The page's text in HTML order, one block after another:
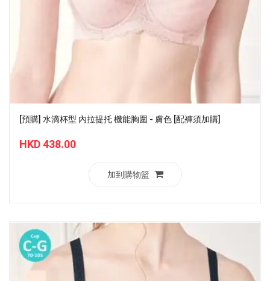
[預購] 水滴杯型 內拉提托 機能胸圍 - 膚色 [配褲須加購]
HKD 438.00
加到購物籃